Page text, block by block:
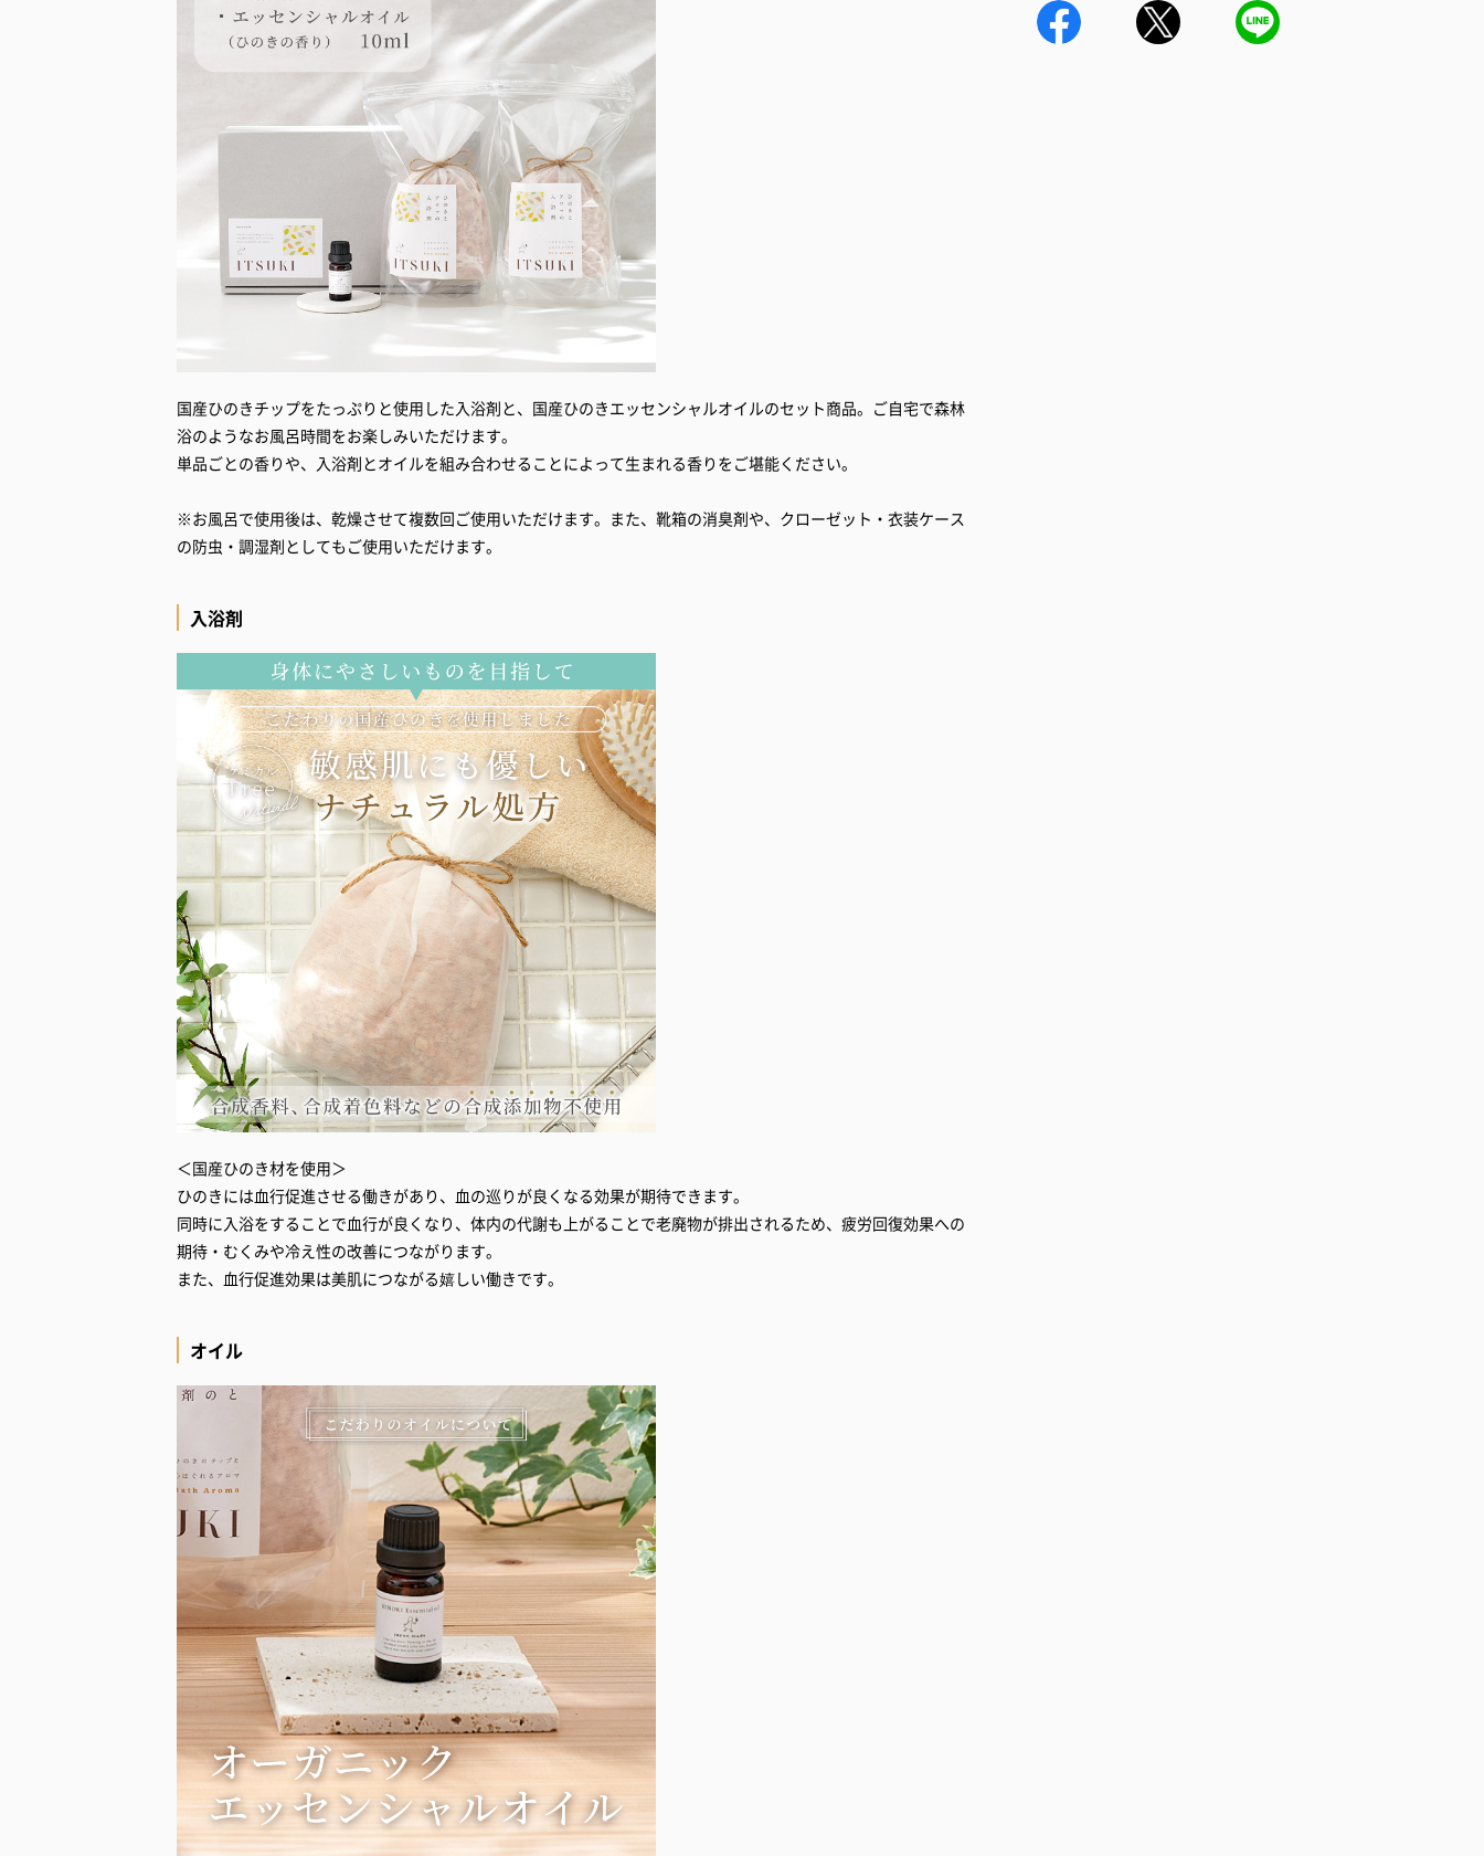
国産ひのきチップをたっぷりと使用した入浴剤と、国産ひのきエッセンシャルオイルのセット商品。ご自宅で森林
浴のようなお風呂時間をお楽しみいただけます。
単品ごとの香りや、入浴剤とオイルを組み合わせることによって生まれる香りをご堪能ください。
※お風呂で使用後は、乾燥させて複数回ご使用いただけます。また、靴箱の消臭剤や、クローゼット・衣装ケース
の防虫・調湿剤としてもご使用いただけます。
入浴剤
＜国産ひのき材を使用＞
ひのきには血行促進させる働きがあり、血の巡りが良くなる効果が期待できます。
同時に入浴をすることで血行が良くなり、体内の代謝も上がることで老廃物が排出されるため、疲労回復効果への
期待・むくみや冷え性の改善につながります。
また、血行促進効果は美肌につながる嬉しい働きです。
オイル